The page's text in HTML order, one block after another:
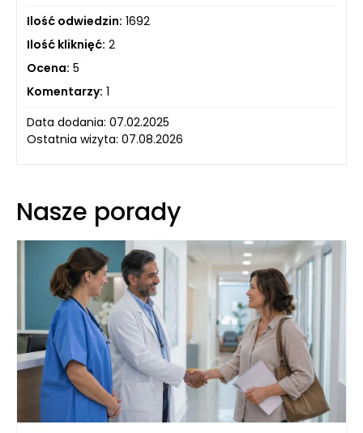
Ilość odwiedzin: 1692
Ilość kliknięć: 2
Ocena: 5
Komentarzy: 1
Data dodania: 07.02.2025
Ostatnia wizyta: 07.08.2026
Nasze porady